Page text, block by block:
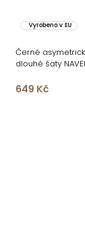
Vyrobeno v EU
Černé
dlouhé šaty
649 Kč